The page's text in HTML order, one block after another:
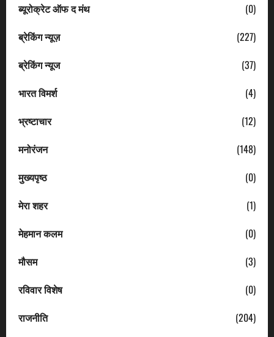
ब्यूरोक्रेट ऑफ द मंथ
(0)
ब्रेकिंग न्यूज़
(227)
ब्रेकिंग न्यूज
(37)
भारत विमर्श
(4)
भ्रष्टाचार
(12)
मनोरंजन
(148)
मुख्यपृष्ठ
(0)
मेरा शहर
(1)
मेहमान कलम
(0)
मौसम
(3)
रविवार विशेष
(0)
राजनीति
(204)